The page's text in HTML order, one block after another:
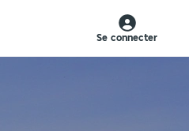
Se connecter